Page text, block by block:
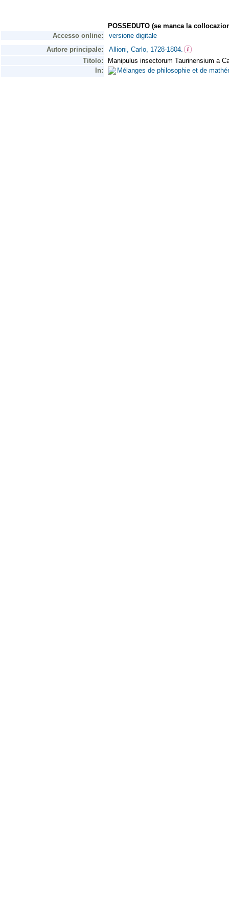
POSSEDUTO (se manca la
Accesso online:
versione digitale
Autore principale:
Allioni, Carlo, 1728-1804.
Titolo:
Manipulus insectorum Taurinensium a
In:
Mélanges de philosophie et de